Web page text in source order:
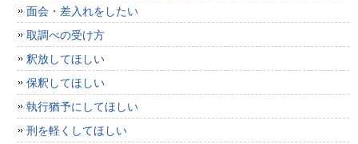
面会・差入れをしたい
取調べの受け方
釈放してほしい
保釈してほしい
執行猶予にしてほしい
刑を軽くしてほしい